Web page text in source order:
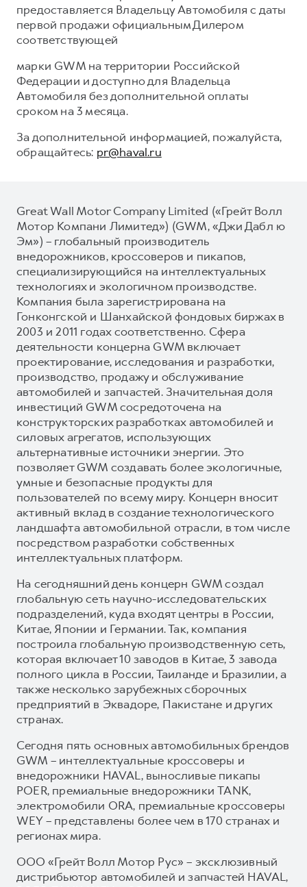
предоставляется Владельцу Автомобиля с даты
первой продажи официальным Дилером
соответствующей
марки GWM на территории Российской
Федерации и доступно для Владельца
Автомобиля без дополнительной оплаты
сроком на 3 месяца.
За дополнительной информацией, пожалуйста,
обращайтесь: pr@haval.ru
Great Wall Motor Company Limited («Грейт Волл
Мотор Компани Лимитед») (GWM, «Джи Дабл ю
Эм») – глобальный производитель
внедорожников, кроссоверов и пикапов,
специализирующийся на интеллектуальных
технологиях и экологичном производстве.
Компания была зарегистрирована на
Гонконгской и Шанхайской фондовых биржах в
2003 и 2011 годах соответственно. Сфера
деятельности концерна GWM включает
проектирование, исследования и разработки,
производство, продажу и обслуживание
автомобилей и запчастей. Значительная доля
инвестиций GWM сосредоточена на
конструкторских разработках автомобилей и
силовых агрегатов, использующих
альтернативные источники энергии. Это
позволяет GWM создавать более экологичные,
умные и безопасные продукты для
пользователей по всему миру. Концерн вносит
активный вклад в создание технологического
ландшафта автомобильной отрасли, в том числе
посредством разработки собственных
интеллектуальных платформ.
На сегодняшний день концерн GWM создал
глобальную сеть научно-исследовательских
подразделений, куда входят центры в России,
Китае, Японии и Германии. Так, компания
построила глобальную производственную сеть,
которая включает 10 заводов в Китае, 3 завода
полного цикла в России, Таиланде и Бразилии, а
также несколько зарубежных сборочных
предприятий в Эквадоре, Пакистане и других
странах.
Сегодня пять основных автомобильных брендов
GWM – интеллектуальные кроссоверы и
внедорожники HAVAL, выносливые пикапы
POER, премиальные внедорожники TANK,
электромобили ORA, премиальные кроссоверы
WEY – представлены более чем в 170 странах и
регионах мира.
ООО «Грейт Волл Мотор Рус» – эксклюзивный
дистрибьютор автомобилей и запчастей HAVAL,